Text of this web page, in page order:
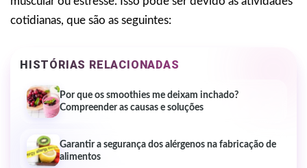
cotidianas, que são as seguintes:
HISTÓRIAS RELACIONADAS
Por que os smoothies me deixam inchado?
Compreender as causas e soluções
Garantir a segurança dos alérgenos na fabricação de
alimentos